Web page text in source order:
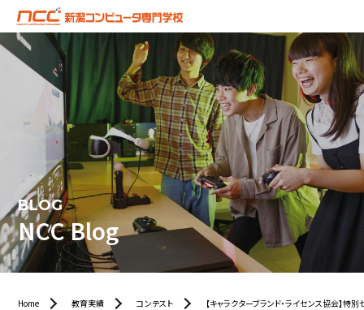
BLOG
NCC Blog
Home 教育実績 コンテスト 【キャラクターブランド・ライセンス協会】特